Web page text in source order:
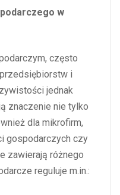
w
często
i
jednak
znaczenie nie tylko
dla mikrofirm,
gospodarczych czy
zawierają różnego
reguluje m.in.: